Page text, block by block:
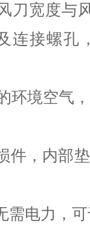
刀宽度与
连接螺孔
环境空气
件，内部
需电力，